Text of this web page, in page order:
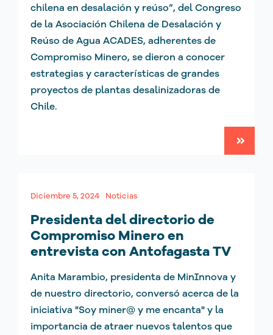
chilena en desalación y reúso”, del Congreso
de la Asociación Chilena de Desalación y
Reúso de Agua ACADES, adherentes de
Compromiso Minero, se dieron a conocer
estrategias y características de grandes
proyectos de plantas desalinizadoras de
Chile.
Diciembre 5, 2024 Noticias
Presidenta del directorio de
Compromiso Minero en
entrevista con Antofagasta TV
Anita Marambio, presidenta de MinInnova y
de nuestro directorio, conversó acerca de la
iniciativa "Soy miner@ y me encanta" y la
importancia de atraer nuevos talentos que